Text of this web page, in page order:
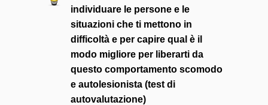
individuare le persone e le
situazioni che ti mettono in
difficoltà e per capire qual è il
modo migliore per liberarti da
questo comportamento scomodo
e autolesionista (test di
autovalutazione)